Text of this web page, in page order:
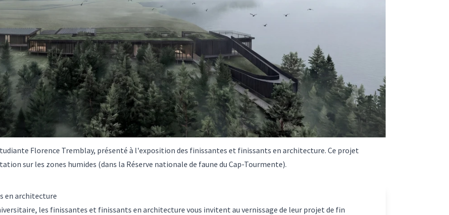
Florence Tremblay, présenté à l'exposition des finissantes et finissants en architecture. Ce projet
sur les zones humides (dans la Réserve nationale de faune du Cap-Tourmente).
en architecture
les finissantes et finissants en architecture vous invitent au vernissage de leur projet de fin